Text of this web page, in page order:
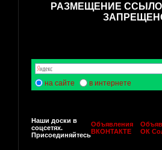
РАЗМЕЩЕНИЕ
на сайте в интернете
Наши доски в
соцсетях.
Присоединяйтесь
Объявления
ВКОНТАКТЕ
ОК